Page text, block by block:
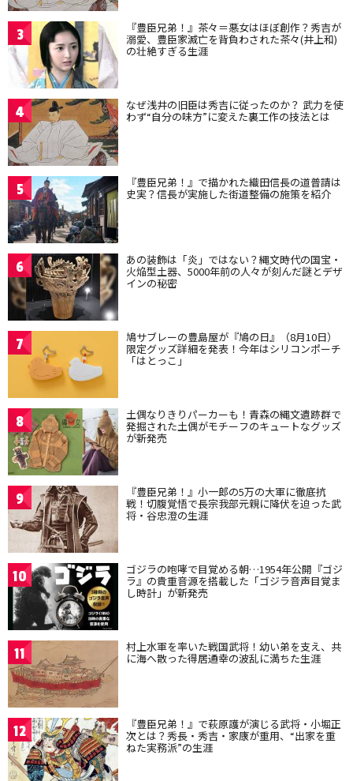
3 『豊臣兄弟！』茶々＝悪女はほぼ創作？秀吉が
溺愛、豊臣家滅亡を背負わされた茶々(井上和)
の壮絶すぎる生涯
4 なぜ浅井の旧臣は秀吉に従ったのか？ 武力を使
わず“自分の味方”に変えた裏工作の技法とは
5 『豊臣兄弟！』で描かれた織田信長の道普請は
史実？信長が実施した街道整備の施策を紹介
6 あの装飾は「炎」ではない？縄文時代の国宝・
火焔型土器、5000年前の人々が刻んだ謎とデザ
インの秘密
7 鳩サブレーの豊島屋が『鳩の日』（8月10日）
限定グッズ詳細を発表！今年はシリコンポーチ
「はとっこ」
8 土偶なりきりパーカーも！青森の縄文遺跡群で
発掘された土偶がモチーフのキュートなグッズ
が新発売
9 『豊臣兄弟！』小一郎の5万の大軍に徹底抗
戦！切腹覚悟で長宗我部元親に降伏を迫った武
将・谷忠澄の生涯
10 ゴジラの咆哮で目覚める朝…1954年公開『ゴジ
ラ』の貴重音源を搭載した「ゴジラ音声目覚ま
し時計」が新発売
11 村上水軍を率いた戦国武将！幼い弟を支え、共
に海へ散った得居通幸の波乱に満ちた生涯
12 『豊臣兄弟！』で萩原護が演じる武将・小堀正
次とは？秀長・秀吉・家康が重用、“出家を重
ねた実務派”の生涯